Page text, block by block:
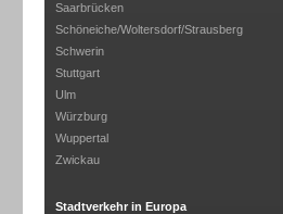
Saarbrücken
Schöneiche/Woltersdorf/Strausberg
Schwerin
Stuttgart
Ulm
Würzburg
Wuppertal
Zwickau
Stadtverkehr in Europa